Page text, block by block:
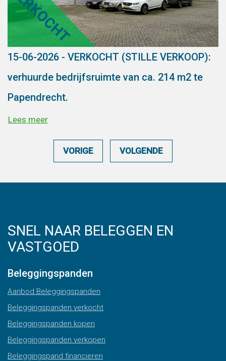
15-06-2026 - VERKOCHT (STILLE VERKOOP):
verhuurde bedrijfsruimte van ca. 214 m2 te
Papendrecht.
Lees meer
VORIGE VOLGENDE
SNEL NAAR BELEGGEN EN
VASTGOED
Beleggingspanden
Aanbod Beleggingspanden
Beleggingspanden verkocht
Beleggingspanden kopen
Beleggingspanden verkopen
Beleggingspand financieren